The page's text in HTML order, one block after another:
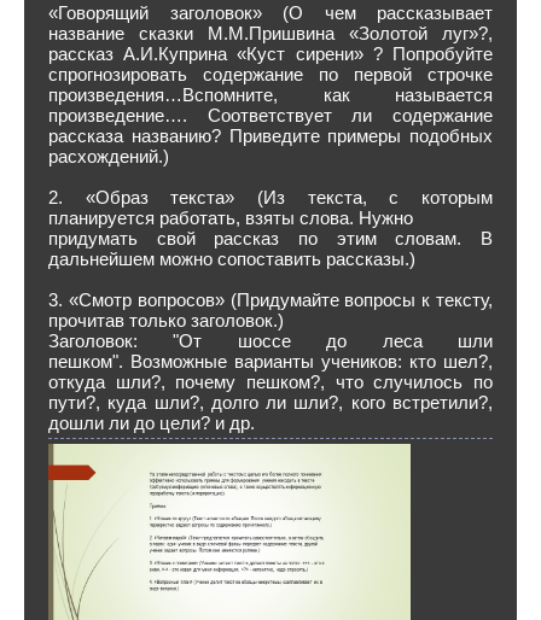
«Говорящий заголовок» (О чем рассказывает
название сказки М.М.Пришвина «Золотой луг»?,
рассказ А.И.Куприна «Куст сирени» ? Попробуйте
спрогнозировать содержание по первой строчке
произведения…Вспомните, как называется
произведение…. Соответствует ли содержание
рассказа названию? Приведите примеры подобных
расхождений.)
2. «Образ текста» (Из текста, с которым
планируется работать, взяты слова. Нужно
придумать свой рассказ по этим словам. В
дальнейшем можно сопоставить рассказы.)
3. «Смотр вопросов» (Придумайте вопросы к тексту,
прочитав только заголовок.)
Заголовок: "От шоссе до леса шли
пешком". Возможные варианты учеников: кто шел?,
откуда шли?, почему пешком?, что случилось по
пути?, куда шли?, долго ли шли?, кого встретили?,
дошли ли до цели? и др.